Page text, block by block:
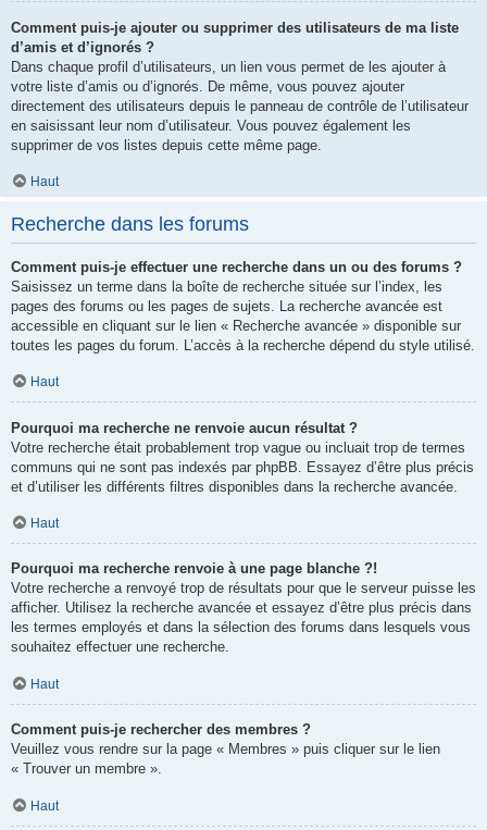
Comment puis-je ajouter ou supprimer des utilisateurs de ma liste
d’amis et d’ignorés ?
Dans chaque profil d’utilisateurs, un lien vous permet de les ajouter à
votre liste d’amis ou d’ignorés. De même, vous pouvez ajouter
directement des utilisateurs depuis le panneau de contrôle de l’utilisateur
en saisissant leur nom d’utilisateur. Vous pouvez également les
supprimer de vos listes depuis cette même page.
Haut
Recherche dans les forums
Comment puis-je effectuer une recherche dans un ou des forums ?
Saisissez un terme dans la boîte de recherche située sur l’index, les
pages des forums ou les pages de sujets. La recherche avancée est
accessible en cliquant sur le lien « Recherche avancée » disponible sur
toutes les pages du forum. L’accès à la recherche dépend du style utilisé.
Haut
Pourquoi ma recherche ne renvoie aucun résultat ?
Votre recherche était probablement trop vague ou incluait trop de termes
communs qui ne sont pas indexés par phpBB. Essayez d’être plus précis
et d’utiliser les différents filtres disponibles dans la recherche avancée.
Haut
Pourquoi ma recherche renvoie à une page blanche ?!
Votre recherche a renvoyé trop de résultats pour que le serveur puisse les
afficher. Utilisez la recherche avancée et essayez d’être plus précis dans
les termes employés et dans la sélection des forums dans lesquels vous
souhaitez effectuer une recherche.
Haut
Comment puis-je rechercher des membres ?
Veuillez vous rendre sur la page « Membres » puis cliquer sur le lien
« Trouver un membre ».
Haut